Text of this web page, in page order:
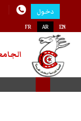
دخول
FR AR EN